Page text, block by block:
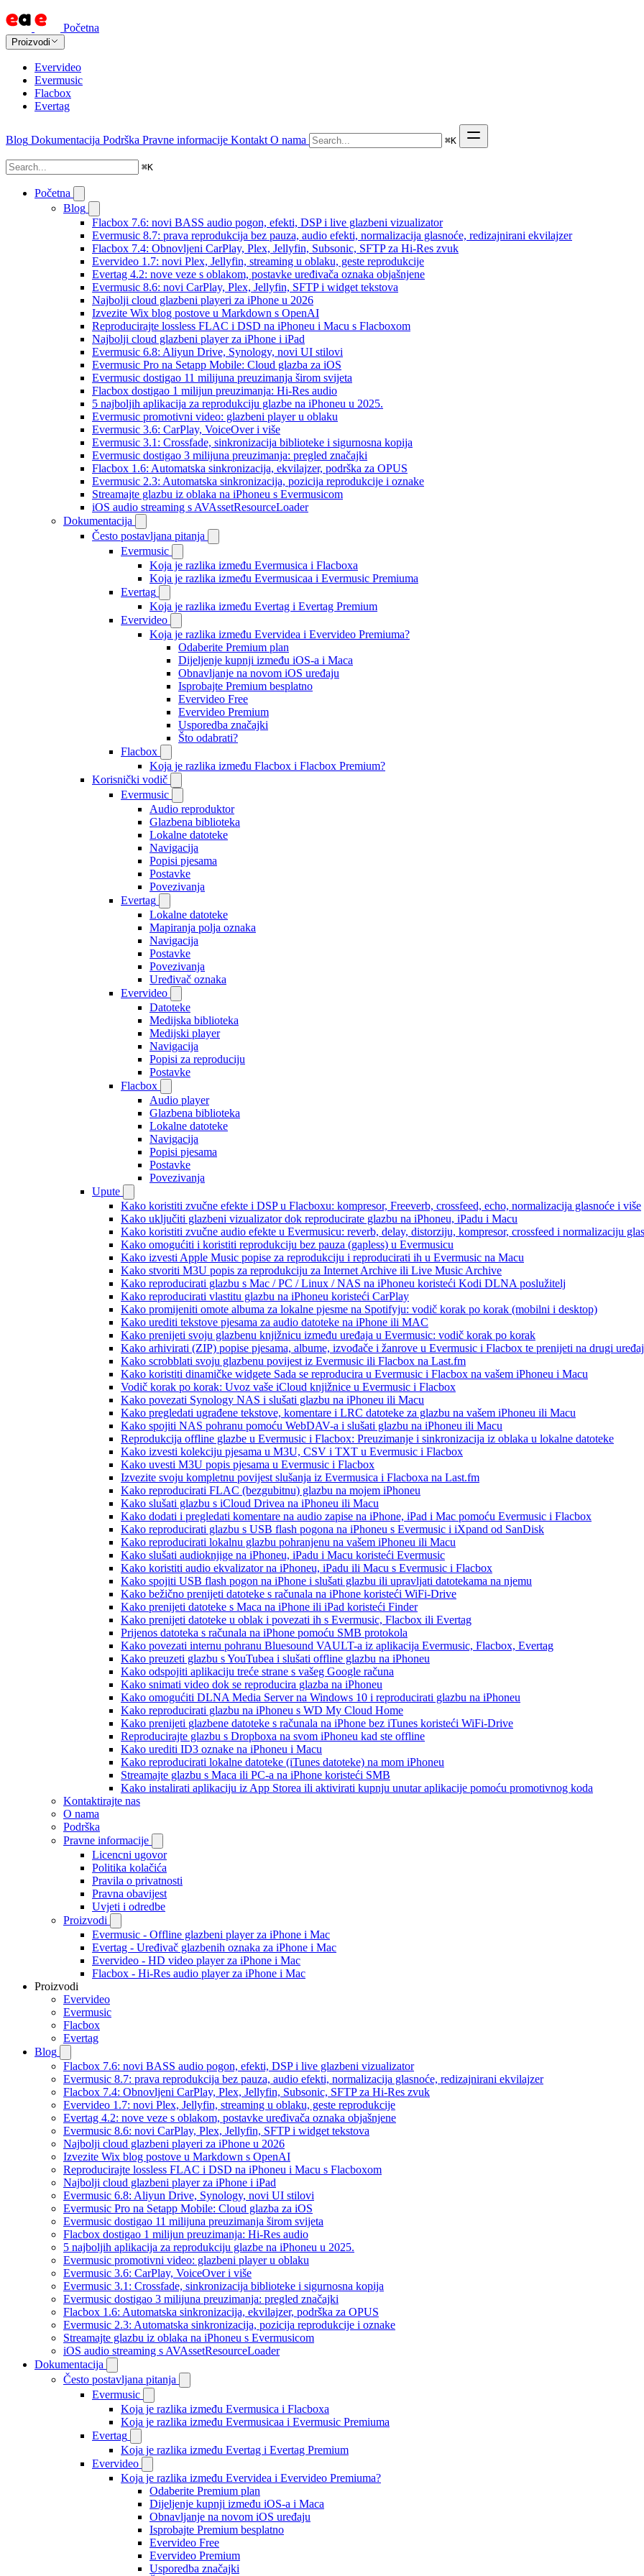
Početna
Proizvodi
Evervideo
Evermusic
Flacbox
Evertag
Blog Dokumentacija Podrška Pravne informacije Kontakt O nama ⌘K
⌘K
Početna
Blog
Flacbox 7.6: novi BASS audio pogon, efekti, DSP i live glazbeni vizualizator
Evermusic 8.7: prava reprodukcija bez pauza, audio efekti, normalizacija glasnoće, redizajnirani ekvilajzer
Flacbox 7.4: Obnovljeni CarPlay, Plex, Jellyfin, Subsonic, SFTP za Hi-Res zvuk
Evervideo 1.7: novi Plex, Jellyfin, streaming u oblaku, geste reprodukcije
Evertag 4.2: nove veze s oblakom, postavke uređivača oznaka objašnjene
Evermusic 8.6: novi CarPlay, Plex, Jellyfin, SFTP i widget tekstova
Najbolji cloud glazbeni playeri za iPhone u 2026
Izvezite Wix blog postove u Markdown s OpenAI
Reproducirajte lossless FLAC i DSD na iPhoneu i Macu s Flacboxom
Najbolji cloud glazbeni player za iPhone i iPad
Evermusic 6.8: Aliyun Drive, Synology, novi UI stilovi
Evermusic Pro na Setapp Mobile: Cloud glazba za iOS
Evermusic dostigao 11 milijuna preuzimanja širom svijeta
Flacbox dostigao 1 milijun preuzimanja: Hi-Res audio
5 najboljih aplikacija za reprodukciju glazbe na iPhoneu u 2025.
Evermusic promotivni video: glazbeni player u oblaku
Evermusic 3.6: CarPlay, VoiceOver i više
Evermusic 3.1: Crossfade, sinkronizacija biblioteke i sigurnosna kopija
Evermusic dostigao 3 milijuna preuzimanja: pregled značajki
Flacbox 1.6: Automatska sinkronizacija, ekvilajzer, podrška za OPUS
Evermusic 2.3: Automatska sinkronizacija, pozicija reprodukcije i oznake
Streamajte glazbu iz oblaka na iPhoneu s Evermusicom
iOS audio streaming s AVAssetResourceLoader
Dokumentacija
Često postavljana pitanja
Evermusic
Koja je razlika između Evermusica i Flacboxa
Koja je razlika između Evermusicaa i Evermusic Premiuma
Evertag
Koja je razlika između Evertag i Evertag Premium
Evervideo
Koja je razlika između Evervidea i Evervideo Premiuma?
Odaberite Premium plan
Dijeljenje kupnji između iOS-a i Maca
Obnavljanje na novom iOS uređaju
Isprobajte Premium besplatno
Evervideo Free
Evervideo Premium
Usporedba značajki
Što odabrati?
Flacbox
Koja je razlika između Flacbox i Flacbox Premium?
Korisnički vodič
Evermusic
Audio reproduktor
Glazbena biblioteka
Lokalne datoteke
Navigacija
Popisi pjesama
Postavke
Povezivanja
Evertag
Lokalne datoteke
Mapiranja polja oznaka
Navigacija
Postavke
Povezivanja
Uređivač oznaka
Evervideo
Datoteke
Medijska biblioteka
Medijski player
Navigacija
Popisi za reproduciju
Postavke
Flacbox
Audio player
Glazbena biblioteka
Lokalne datoteke
Navigacija
Popisi pjesama
Postavke
Povezivanja
Upute
Kako koristiti zvučne efekte i DSP u Flacboxu: kompresor, Freeverb, crossfeed, echo, normalizacija glasnoće i više
Kako uključiti glazbeni vizualizator dok reproducirate glazbu na iPhoneu, iPadu i Macu
Kako koristiti zvučne audio efekte u Evermusicu: reverb, delay, distorziju, kompresor, crossfeed i normalizaciju
Kako omogućiti i koristiti reprodukciju bez pauza (gapless) u Evermusicu
Kako izvesti Apple Music popise za reprodukciju i reproducirati ih u Evermusic na Macu
Kako stvoriti M3U popis za reprodukciju za Internet Archive ili Live Music Archive
Kako reproducirati glazbu s Mac / PC / Linux / NAS na iPhoneu koristeći Kodi DLNA poslužitelj
Kako reproducirati vlastitu glazbu na iPhoneu koristeći CarPlay
Kako promijeniti omote albuma za lokalne pjesme na Spotifyju: vodič korak po korak (mobilni i desktop)
Kako urediti tekstove pjesama za audio datoteke na iPhone ili MAC
Kako prenijeti svoju glazbenu knjižnicu između uređaja u Evermusic: vodič korak po korak
Kako arhivirati (ZIP) popise pjesama, albume, izvođače i žanrove u Evermusic i Flacbox te prenijeti na drugi uređaj
Kako scrobblati svoju glazbenu povijest iz Evermusic ili Flacbox na Last.fm
Kako koristiti dinamičke widgete Sada se reproducira u Evermusic i Flacbox na vašem iPhoneu i Macu
Vodič korak po korak: Uvoz vaše iCloud knjižnice u Evermusic i Flacbox
Kako povezati Synology NAS i slušati glazbu na iPhoneu ili Macu
Kako pregledati ugrađene tekstove, komentare i LRC datoteke za glazbu na vašem iPhoneu ili Macu
Kako spojiti NAS pohranu pomoću WebDAV-a i slušati glazbu na iPhoneu ili Macu
Reprodukcija offline glazbe u Evermusic i Flacbox: Preuzimanje i sinkronizacija iz oblaka u lokalne datoteke
Kako izvesti kolekciju pjesama u M3U, CSV i TXT u Evermusic i Flacbox
Kako uvesti M3U popis pjesama u Evermusic i Flacbox
Izvezite svoju kompletnu povijest slušanja iz Evermusica i Flacboxa na Last.fm
Kako reproducirati FLAC (bezgubitnu) glazbu na mojem iPhoneu
Kako slušati glazbu s iCloud Drivea na iPhoneu ili Macu
Kako dodati i pregledati komentare na audio zapise na iPhone, iPad i Mac pomoću Evermusic i Flacbox
Kako reproducirati glazbu s USB flash pogona na iPhoneu s Evermusic i iXpand od SanDisk
Kako reproducirati lokalnu glazbu pohranjenu na vašem iPhoneu ili Macu
Kako slušati audioknjige na iPhoneu, iPadu i Macu koristeći Evermusic
Kako koristiti audio ekvalizator na iPhoneu, iPadu ili Macu s Evermusic i Flacbox
Kako spojiti USB flash pogon na iPhone i slušati glazbu ili upravljati datotekama na njemu
Kako bežično prenijeti datoteke s računala na iPhone koristeći WiFi-Drive
Kako prenijeti datoteke s Maca na iPhone ili iPad koristeći Finder
Kako prenijeti datoteke u oblak i povezati ih s Evermusic, Flacbox ili Evertag
Prijenos datoteka s računala na iPhone pomoću SMB protokola
Kako povezati internu pohranu Bluesound VAULT-a iz aplikacija Evermusic, Flacbox, Evertag
Kako preuzeti glazbu s YouTubea i slušati offline glazbu na iPhoneu
Kako odspojiti aplikaciju treće strane s vašeg Google računa
Kako snimati video dok se reproducira glazba na iPhoneu
Kako omogućiti DLNA Media Server na Windows 10 i reproducirati glazbu na iPhoneu
Kako reproducirati glazbu na iPhoneu s WD My Cloud Home
Kako prenijeti glazbene datoteke s računala na iPhone bez iTunes koristeći WiFi-Drive
Reproducirajte glazbu s Dropboxa na svom iPhoneu kad ste offline
Kako urediti ID3 oznake na iPhoneu i Macu
Kako reproducirati lokalne datoteke (iTunes datoteke) na mom iPhoneu
Streamajte glazbu s Maca ili PC-a na iPhone koristeći SMB
Kako instalirati aplikaciju iz App Storea ili aktivirati kupnju unutar aplikacije pomoću promotivnog koda
Kontaktirajte nas
O nama
Podrška
Pravne informacije
Licencni ugovor
Politika kolačića
Pravila o privatnosti
Pravna obavijest
Uvjeti i odredbe
Proizvodi
Evermusic - Offline glazbeni player za iPhone i Mac
Evertag - Uređivač glazbenih oznaka za iPhone i Mac
Evervideo - HD video player za iPhone i Mac
Flacbox - Hi-Res audio player za iPhone i Mac
Proizvodi
Evervideo
Evermusic
Flacbox
Evertag
Blog
Flacbox 7.6: novi BASS audio pogon, efekti, DSP i live glazbeni vizualizator
Evermusic 8.7: prava reprodukcija bez pauza, audio efekti, normalizacija glasnoće, redizajnirani ekvilajzer
Flacbox 7.4: Obnovljeni CarPlay, Plex, Jellyfin, Subsonic, SFTP za Hi-Res zvuk
Evervideo 1.7: novi Plex, Jellyfin, streaming u oblaku, geste reprodukcije
Evertag 4.2: nove veze s oblakom, postavke uređivača oznaka objašnjene
Evermusic 8.6: novi CarPlay, Plex, Jellyfin, SFTP i widget tekstova
Najbolji cloud glazbeni playeri za iPhone u 2026
Izvezite Wix blog postove u Markdown s OpenAI
Reproducirajte lossless FLAC i DSD na iPhoneu i Macu s Flacboxom
Najbolji cloud glazbeni player za iPhone i iPad
Evermusic 6.8: Aliyun Drive, Synology, novi UI stilovi
Evermusic Pro na Setapp Mobile: Cloud glazba za iOS
Evermusic dostigao 11 milijuna preuzimanja širom svijeta
Flacbox dostigao 1 milijun preuzimanja: Hi-Res audio
5 najboljih aplikacija za reprodukciju glazbe na iPhoneu u 2025.
Evermusic promotivni video: glazbeni player u oblaku
Evermusic 3.6: CarPlay, VoiceOver i više
Evermusic 3.1: Crossfade, sinkronizacija biblioteke i sigurnosna kopija
Evermusic dostigao 3 milijuna preuzimanja: pregled značajki
Flacbox 1.6: Automatska sinkronizacija, ekvilajzer, podrška za OPUS
Evermusic 2.3: Automatska sinkronizacija, pozicija reprodukcije i oznake
Streamajte glazbu iz oblaka na iPhoneu s Evermusicom
iOS audio streaming s AVAssetResourceLoader
Dokumentacija
Često postavljana pitanja
Evermusic
Koja je razlika između Evermusica i Flacboxa
Koja je razlika između Evermusicaa i Evermusic Premiuma
Evertag
Koja je razlika između Evertag i Evertag Premium
Evervideo
Koja je razlika između Evervidea i Evervideo Premiuma?
Odaberite Premium plan
Dijeljenje kupnji između iOS-a i Maca
Obnavljanje na novom iOS uređaju
Isprobajte Premium besplatno
Evervideo Free
Evervideo Premium
Usporedba značajki